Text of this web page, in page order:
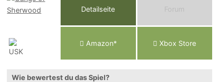
Detailseite Forum
Amazon* Xbox Store
Wie bewertest du das Spiel?